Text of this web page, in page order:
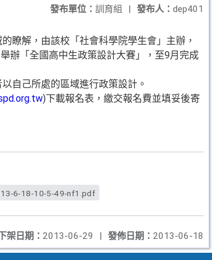
發布人： dep401
發布單位： 訓育組 |
瞭解，由該校「社會科學院學生會」主辦，
辦「全國高中生政策設計大賽」，至9月完成
自己所處的區域進行政策設計。
)下載報名表，繳交報名費並填妥後寄
6-18-10-5-49-nf1.pdf
發佈日期： 2013-06-18
架日期： 2013-06-29 |